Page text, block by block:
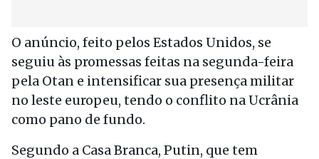
O anúncio, feito pelos Estados Unidos, se
seguiu às promessas feitas na segunda-feira
pela Otan e intensificar sua presença militar
no leste europeu, tendo o conflito na Ucrânia
como pano de fundo.
Segundo a Casa Branca, Putin, que tem